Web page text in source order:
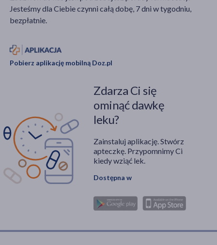
do niego przygotować i
Jesteśmy dla Ciebie czynni całą dobę, 7 dni w tygodniu,
bezpłatnie.
Pobierz aplikację mobilną Doz.pl
Zdarza Ci się
ominąć dawkę
leku?
Zainstaluj aplikację. Stwórz
apteczkę. Przypomnimy Ci
kiedy wziąć lek.
Dostępna w